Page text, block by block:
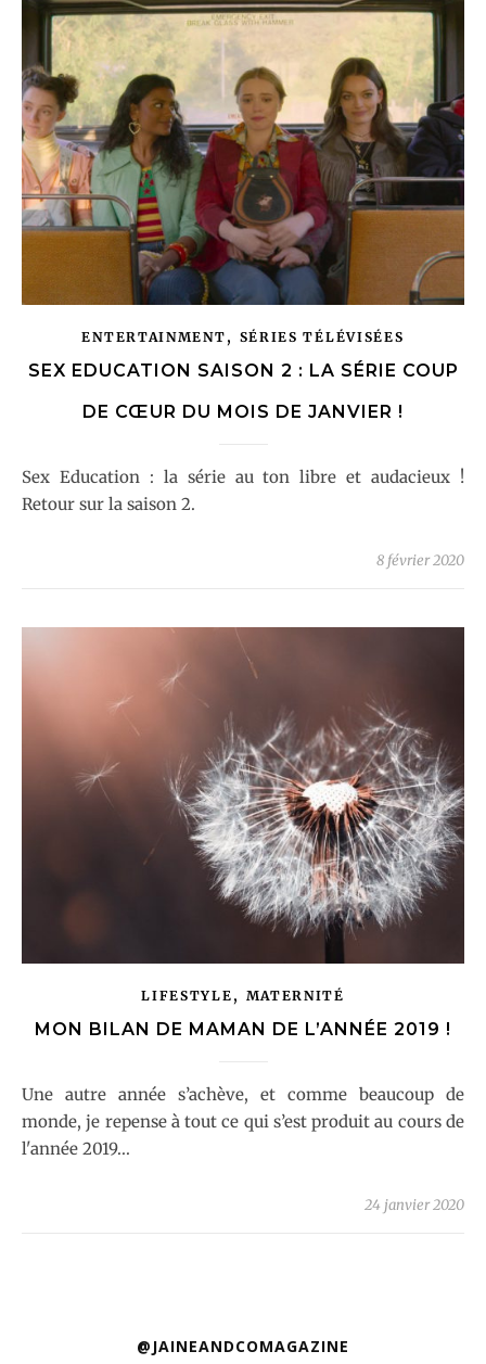
ENTERTAINMENT , SÉRIES TÉLÉVISÉES
SEX EDUCATION SAISON 2 : LA SÉRIE COUP
DE CŒUR DU MOIS DE JANVIER !
Sex Education : la série au ton libre et audacieux !
Retour sur la saison 2.
8 février 2020
LIFESTYLE , MATERNITÉ
MON BILAN DE MAMAN DE L’ANNÉE 2019 !
Une autre année s’achève, et comme beaucoup de
monde, je repense à tout ce qui s’est produit au cours de
l'année 2019...
24 janvier 2020
@JAINEANDCOMAGAZINE